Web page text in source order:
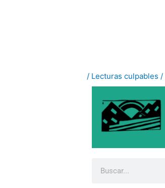
/ Lecturas culpables /